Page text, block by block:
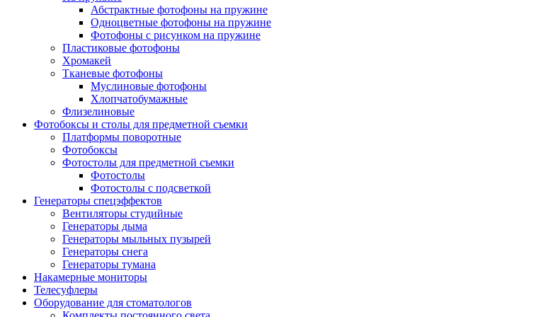
Абстрактные фотофоны на пружине
Одноцветные фотофоны на пружине
Фотофоны с рисунком на пружине
Пластиковые фотофоны
Хромакей
Тканевые фотофоны
Муслиновые фотофоны
Хлопчатобумажные
Флизелиновые
Фотобоксы и столы для предметной съемки
Платформы поворотные
Фотобоксы
Фотостолы для предметной съемки
Фотостолы
Фотостолы с подсветкой
Генераторы спецэффектов
Вентиляторы студийные
Генераторы дыма
Генераторы мыльных пузырей
Генераторы снега
Генераторы тумана
Накамерные мониторы
Телесуфлеры
Оборудование для стоматологов